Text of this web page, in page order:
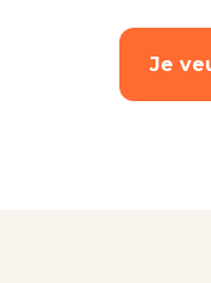
Je